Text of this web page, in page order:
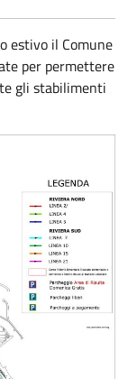
estivo il Comune
per permettere
gli stabilimenti